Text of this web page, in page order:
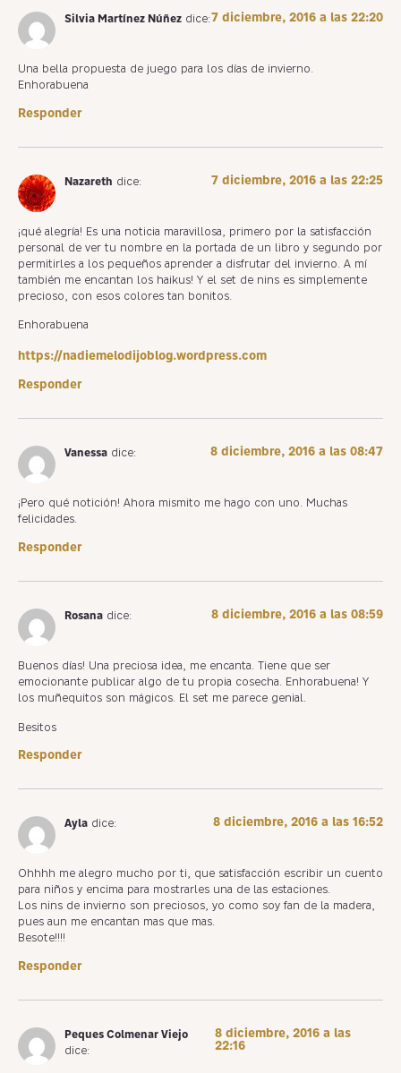
Silvia Martínez Núñez dice:7 diciembre, 2016 a las 22:20
Una bella propuesta de juego para los días de invierno.
Enhorabuena
Responder
Nazareth dice: 7 diciembre, 2016 a las 22:25
¡qué alegría! Es una noticia maravillosa, primero por la satisfacción
personal de ver tu nombre en la portada de un libro y segundo por
permitirles a los pequeños aprender a disfrutar del invierno. A mí
también me encantan los haikus! Y el set de nins es simplemente
precioso, con esos colores tan bonitos.
Enhorabuena
https://nadiemelodijoblog.wordpress.com
Responder
Vanessa dice: 8 diciembre, 2016 a las 08:47
¡Pero qué notición! Ahora mismito me hago con uno. Muchas
felicidades.
Responder
Rosana dice: 8 diciembre, 2016 a las 08:59
Buenos días! Una preciosa idea, me encanta. Tiene que ser
emocionante publicar algo de tu propia cosecha. Enhorabuena! Y
los muñequitos son mágicos. El set me parece genial.
Besitos
Responder
Ayla dice: 8 diciembre, 2016 a las 16:52
Ohhhh me alegro mucho por ti, que satisfacción escribir un cuento
para niños y encima para mostrarles una de las estaciones.
Los nins de invierno son preciosos, yo como soy fan de la madera,
pues aun me encantan mas que mas.
Besote!!!!
Responder
Peques Colmenar Viejo
dice:
8 diciembre, 2016 a las
22:16